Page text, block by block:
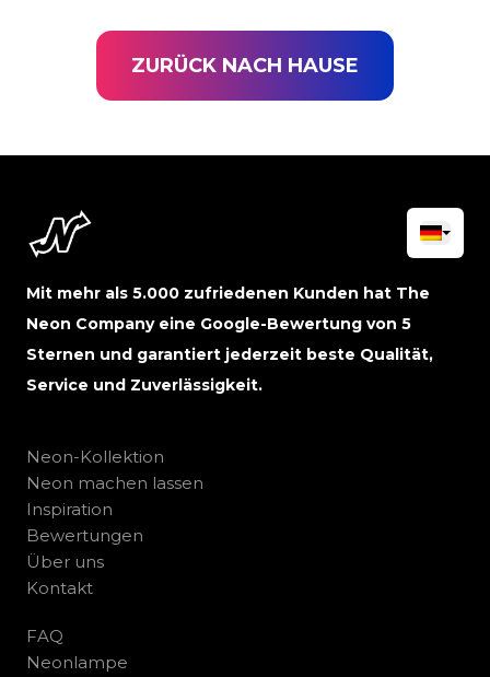
ZURÜCK NACH HAUSE
Mit mehr als 5.000 zufriedenen Kunden hat The
Neon Company eine Google-Bewertung von 5
Sternen und garantiert jederzeit beste Qualität,
Service und Zuverlässigkeit.
Neon-Kollektion
Neon machen lassen
Inspiration
Bewertungen
Über uns
Kontakt
FAQ
Neonlampe